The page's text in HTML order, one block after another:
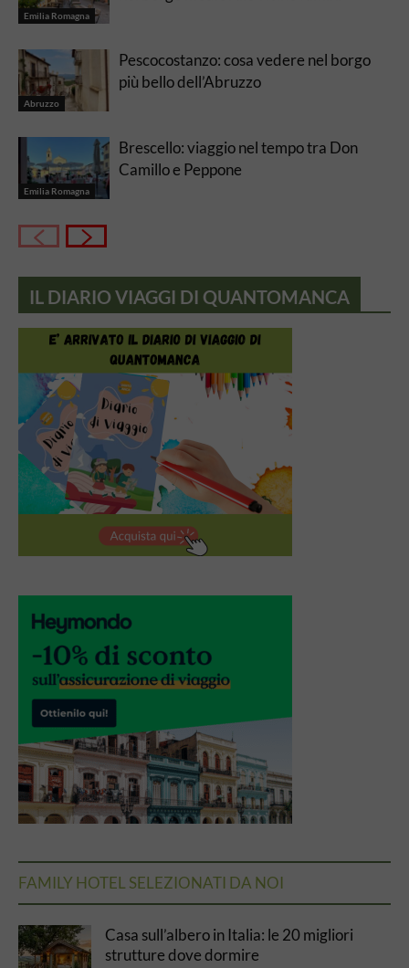
Emilia Romagna
Abruzzo
Pescocostanzo: cosa vedere nel borgo
più bello dell’Abruzzo
Emilia Romagna
Brescello: viaggio nel tempo tra Don
Camillo e Peppone
IL DIARIO VIAGGI DI QUANTOMANCA
FAMILY HOTEL SELEZIONATI DA NOI
Casa sull’albero in Italia: le 20 migliori
strutture dove dormire